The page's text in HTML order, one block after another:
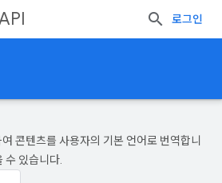
로그인
콘텐츠를 사용자의 기본 언어로 번역합니
수 있습니다.